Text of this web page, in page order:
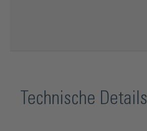
Technische Details